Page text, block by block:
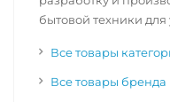
бытовой техники
Все товары
Все товары